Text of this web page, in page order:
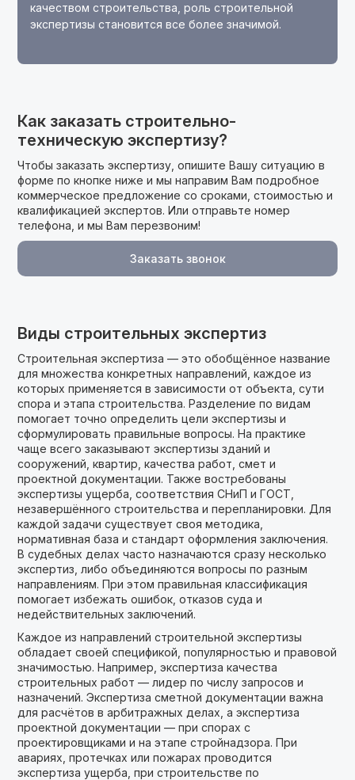
качеством строительства, роль строительной
экспертизы становится все более значимой.
Как заказать строительно-
техническую экспертизу?
Чтобы заказать экспертизу, опишите Вашу ситуацию в
форме по кнопке ниже и мы направим Вам подробное
коммерческое предложение cо сроками, стоимостью и
квалификацией экспертов. Или отправьте номер
телефона, и мы Вам перезвоним!
Заказать звонок
Виды строительных экспертиз
Строительная экспертиза — это обобщённое название
для множества конкретных направлений, каждое из
которых применяется в зависимости от объекта, сути
спора и этапа строительства. Разделение по видам
помогает точно определить цели экспертизы и
сформулировать правильные вопросы. На практике
чаще всего заказывают экспертизы зданий и
сооружений, квартир, качества работ, смет и
проектной документации. Также востребованы
экспертизы ущерба, соответствия СНиП и ГОСТ,
незавершённого строительства и перепланировки. Для
каждой задачи существует своя методика,
нормативная база и стандарт оформления заключения.
В судебных делах часто назначаются сразу несколько
экспертиз, либо объединяются вопросы по разным
направлениям. При этом правильная классификация
помогает избежать ошибок, отказов суда и
недействительных заключений.
Каждое из направлений строительной экспертизы
обладает своей спецификой, популярностью и правовой
значимостью. Например, экспертиза качества
строительных работ — лидер по числу запросов и
назначений. Экспертиза сметной документации важна
для расчётов в арбитражных делах, а экспертиза
проектной документации — при спорах с
проектировщиками и на этапе стройнадзора. При
авариях, протечках или пожарах проводится
экспертиза ущерба, при строительстве по